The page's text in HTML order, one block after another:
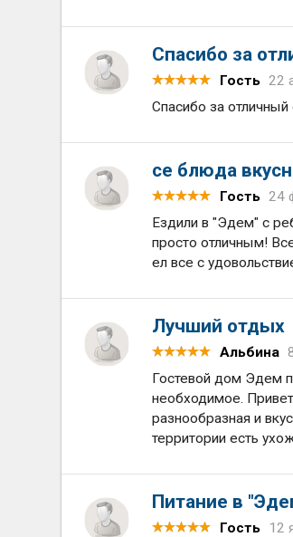
Спасибо за
Гость 22
Спасибо за
се блюда
Гость 24
Ездили в "Эдем" с
просто отличным!
ел все с
Лучший отдых
Альбина
Гостевой дом Эдем
необходимое.
разнообразная и
территории есть
Питание в
Гость
12